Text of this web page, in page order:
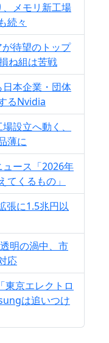
メモリ新工場
続々
待望のトップ
ね組は苦戦
本企業・団体
るNvidia
設立へ動く、
薄に
ース「2026年
くるもの」
張に1.5兆円以
明の渦中、市
応
東京エレクトロ
は追いつけ